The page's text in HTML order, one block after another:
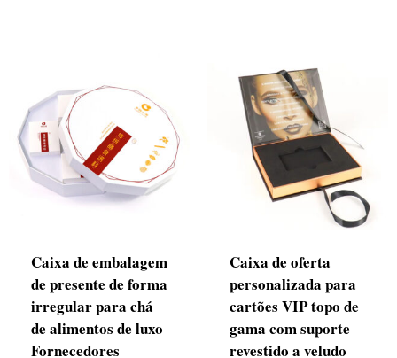
Caixa de embalagem
de presente de forma
irregular para chá
de alimentos de luxo
Fornecedores
Caixa de oferta
personalizada para
cartões VIP topo de
gama com suporte
revestido a veludo